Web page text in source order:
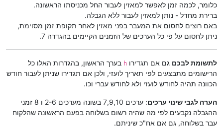
כלומר, לכמה זמן לאפשר למאזין לעבור החל מכניסתו הראשונה.
ברירת מחדל - נותן למאזין לעבור ללא הגבלה.
באם רוצים לחסום את המעבר בפני מאזין לאחר תקופת זמן מסוימת,
ניתן לחסום על פי כל הערכים של הזמנים הקיימים בהגדרה 7.
לתשומת לבכם גם אם תגדירו h בערך הראשון, בהגדרות האלו כל
הרישומים מתבצעים לפי תאריך לועזי, ולכן אם תגדירו שניתן לעבור חודש
הכוונה תהיה לחודש לועזי ולא לחודש עברי וכו.
הערה לגבי שינוי ערכים
: ערכים 7,9,10 בשונה מערכים 2-6 ו 8 זמני
ההגבלה נקבעים לפי מה שהיה רשום בשלוחה בפעם הראשונה שהלקוח
עבר בשלוחה, גם אם אח"כ שיניתם.